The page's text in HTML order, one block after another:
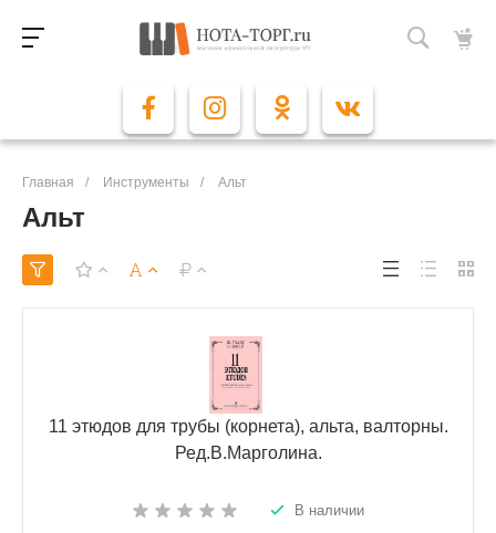
Главная / Инструменты / Альт
Альт
11 этюдов для трубы (корнета), альта, валторны.
Ред.В.Марголина.
В наличии